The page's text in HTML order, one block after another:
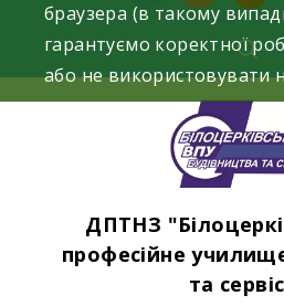
ДПТНЗ
професійне
та
браузера (в такому
гарантуємо коректної
або не використовувати